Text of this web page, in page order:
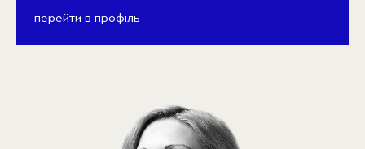
перейти в профіль